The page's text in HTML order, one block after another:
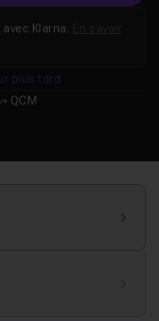
QCM
Klarna.
plus tard